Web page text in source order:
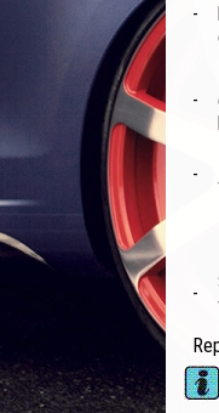
-
-
-
-